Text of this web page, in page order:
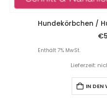
Hundekörbchen /
€
Enthält 7% MwSt.
Lieferzeit:
IN DEN